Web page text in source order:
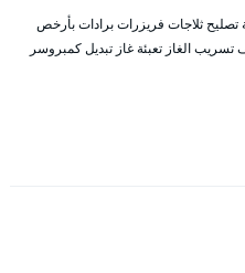
تصليح ثلاجات فريزرات برادات بأرخص
تسريب الغاز تعبئة غاز تبديل كمبروسر